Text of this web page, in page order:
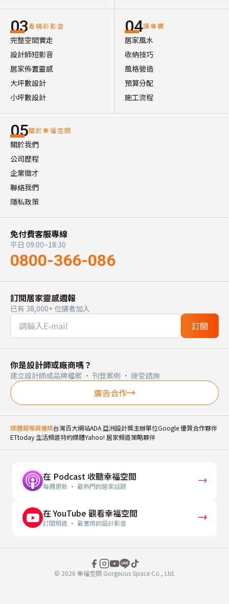
03看精彩影音
完整空間實走
設計師短影音
居家佈置靈感
大坪數設計
小坪數設計
04讀專欄
居家風水
收納技巧
風格營造
預算分配
施工流程
05關於幸福空間
關於我們
公司歷程
企業徵才
聯絡我們
隱私政策
免付費客服專線
平日 09:00~18:30
0800-366-086
訂閱居家靈感週報
已有 38,000+ 位讀者加入
訂閱
你是設計師或廠商嗎？
建立設計師或品牌檔案 · 刊登案例 · 接受諮詢
廣告合作
媒體報導與獲獎台灣百大網站ADA 亞洲設計獎主辦單位Google 優質合作夥伴
ETtoday 生活頻道特約媒體Yahoo! 居家頻道策略夥伴
在 Podcast 收聽幸福空間
每週更新 · 最熱門的居家話題
在 YouTube 觀看幸福空間
訂閱頻道 · 最實用的設計影音
© 2026 幸福空間 Gorgeous Space Co., Ltd.